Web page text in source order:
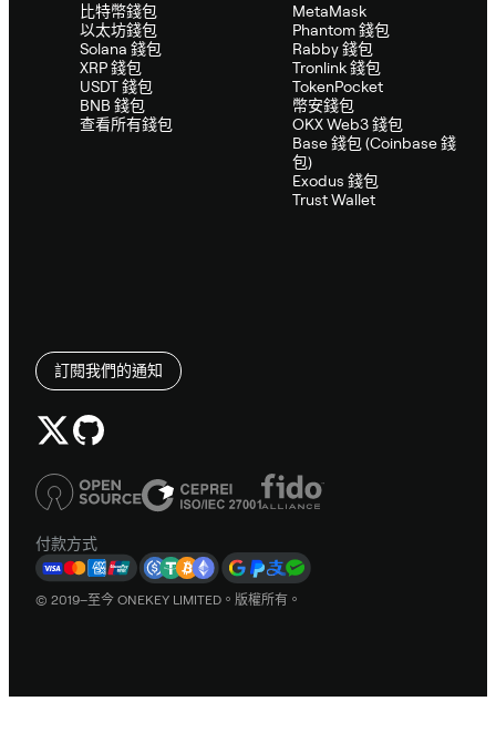
比特幣錢包
以太坊錢包
Solana 錢包
XRP 錢包
USDT 錢包
BNB 錢包
查看所有錢包
MetaMask
Phantom 錢包
Rabby 錢包
Tronlink 錢包
TokenPocket
幣安錢包
OKX Web3 錢包
Base 錢包 (Coinbase 錢
包)
Exodus 錢包
Trust Wallet
訂閱我們的通知
付款方式
© 2019–至今 ONEKEY LIMITED。版權所有。